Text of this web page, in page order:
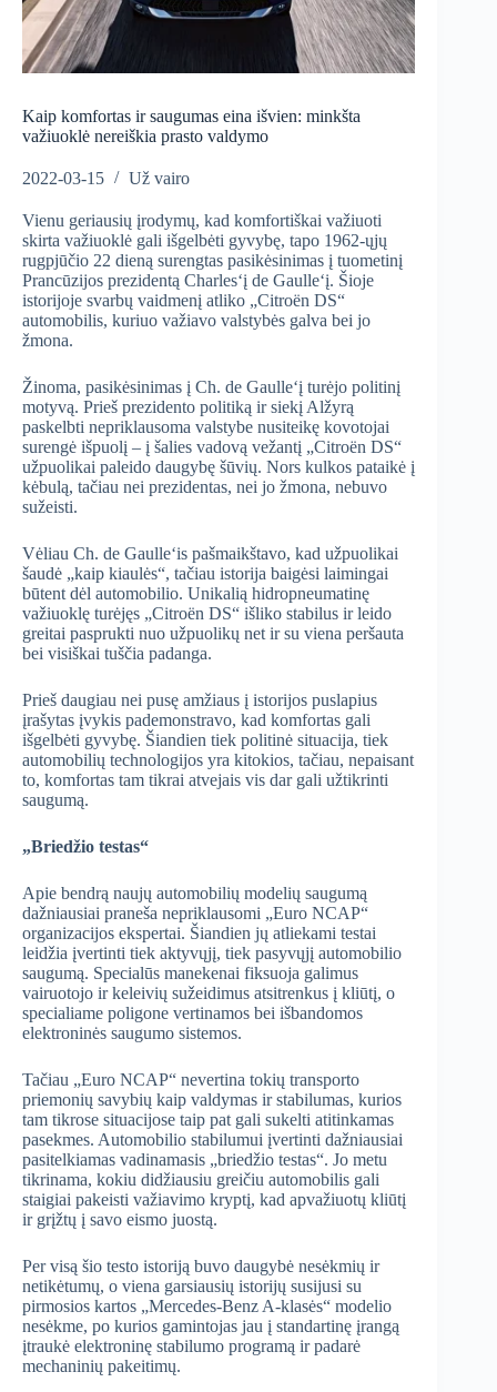
Kaip komfortas ir saugumas eina išvien: minkšta
važiuoklė nereiškia prasto valdymo
2022-03-15 Už vairo
Vienu geriausių įrodymų, kad komfortiškai važiuoti
skirta važiuoklė gali išgelbėti gyvybę, tapo 1962-ųjų
rugpjūčio 22 dieną surengtas pasikėsinimas į tuometinį
Prancūzijos prezidentą Charles‘į de Gaulle‘į. Šioje
istorijoje svarbų vaidmenį atliko „Citroën DS“
automobilis, kuriuo važiavo valstybės galva bei jo
žmona.
Žinoma, pasikėsinimas į Ch. de Gaulle‘į turėjo politinį
motyvą. Prieš prezidento politiką ir siekį Alžyrą
paskelbti nepriklausoma valstybe nusiteikę kovotojai
surengė išpuolį – į šalies vadovą vežantį „Citroën DS“
užpuolikai paleido daugybę šūvių. Nors kulkos pataikė į
kėbulą, tačiau nei prezidentas, nei jo žmona, nebuvo
sužeisti.
Vėliau Ch. de Gaulle‘is pašmaikštavo, kad užpuolikai
šaudė „kaip kiaulės“, tačiau istorija baigėsi laimingai
būtent dėl automobilio. Unikalią hidropneumatinę
važiuoklę turėjęs „Citroën DS“ išliko stabilus ir leido
greitai pasprukti nuo užpuolikų net ir su viena peršauta
bei visiškai tuščia padanga.
Prieš daugiau nei pusę amžiaus į istorijos puslapius
įrašytas įvykis pademonstravo, kad komfortas gali
išgelbėti gyvybę. Šiandien tiek politinė situacija, tiek
automobilių technologijos yra kitokios, tačiau, nepaisant
to, komfortas tam tikrai atvejais vis dar gali užtikrinti
saugumą.
„Briedžio testas“
Apie bendrą naujų automobilių modelių saugumą
dažniausiai praneša nepriklausomi „Euro NCAP“
organizacijos ekspertai. Šiandien jų atliekami testai
leidžia įvertinti tiek aktyvųjį, tiek pasyvųjį automobilio
saugumą. Specialūs manekenai fiksuoja galimus
vairuotojo ir keleivių sužeidimus atsitrenkus į kliūtį, o
specialiame poligone vertinamos bei išbandomos
elektroninės saugumo sistemos.
Tačiau „Euro NCAP“ nevertina tokių transporto
priemonių savybių kaip valdymas ir stabilumas, kurios
tam tikrose situacijose taip pat gali sukelti atitinkamas
pasekmes. Automobilio stabilumui įvertinti dažniausiai
pasitelkiamas vadinamasis „briedžio testas“. Jo metu
tikrinama, kokiu didžiausiu greičiu automobilis gali
staigiai pakeisti važiavimo kryptį, kad apvažiuotų kliūtį
ir grįžtų į savo eismo juostą.
Per visą šio testo istoriją buvo daugybė nesėkmių ir
netikėtumų, o viena garsiausių istorijų susijusi su
pirmosios kartos „Mercedes-Benz A-klasės“ modelio
nesėkme, po kurios gamintojas jau į standartinę įrangą
įtraukė elektroninę stabilumo programą ir padarė
mechaninių pakeitimų.